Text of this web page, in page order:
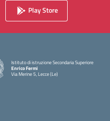
Play Store
Istituto di istruzione Secondaria Superiore
Enrico Fermi
Via Merine 5, Lecce (Le)